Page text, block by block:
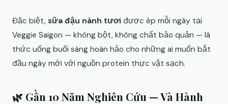
Đặc biệt, sữa đậu nành tươi được ép mỗi ngày tại
Veggie Saigon — không bột, không chất bảo quản — là
thức uống buổi sáng hoàn hảo cho những ai muốn bắt
đầu ngày mới với nguồn protein thực vật sạch.
🌿 Gần 10 Năm Nghiên Cứu — Và Hành